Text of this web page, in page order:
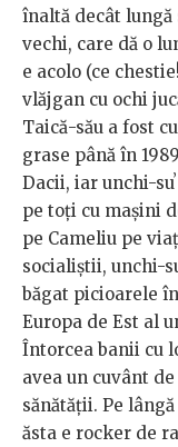
înaltă decât lungă
vechi, care dă o
e acolo (ce
vlăjgan cu ochi
Taică-său a fost
grase până în
Dacii, iar unchi-
pe toți cu mașini
pe Cameliu pe
socialiștii, unchi-
băgat picioarele
Europa de Est al
Întorcea banii cu
avea un cuvânt
sănătății. Pe
ăsta e rocker de